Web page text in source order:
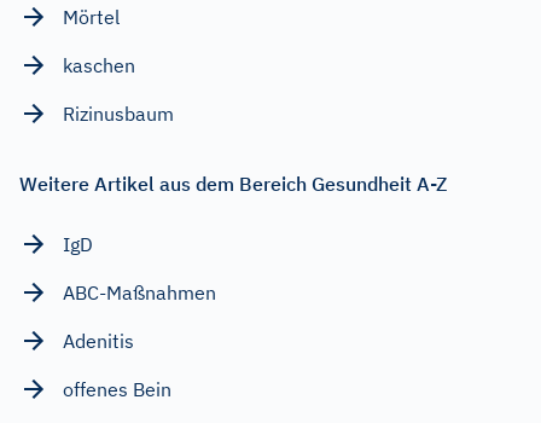
Mörtel
kaschen
Rizinusbaum
Weitere Artikel aus dem Bereich Gesundheit A-Z
IgD
ABC-Maßnahmen
Adenitis
offenes Bein